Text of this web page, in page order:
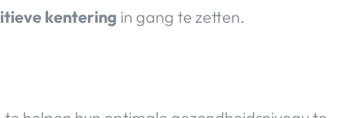
kentering in gang te zetten.